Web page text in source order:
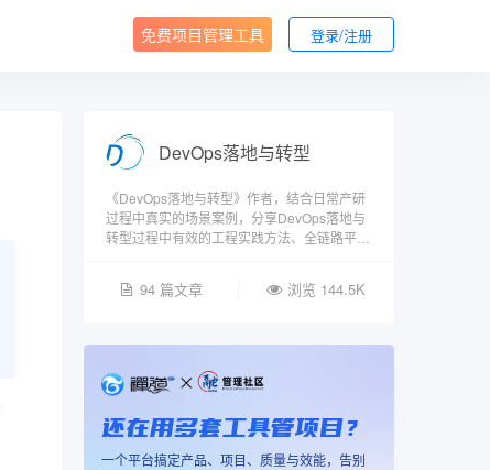
免费项目管理工具 登录/注册
DevOps落地与转型
《DevOps落地与转型》作者，结合日常产研
过程中真实的场景案例，分享DevOps落地与
转型过程中有效的工程实践方法、全链路平台
94 篇文章 浏览 144.5K
还在用多套工具管项目？
一个平台搞定产品、项目、质量与效能，告别